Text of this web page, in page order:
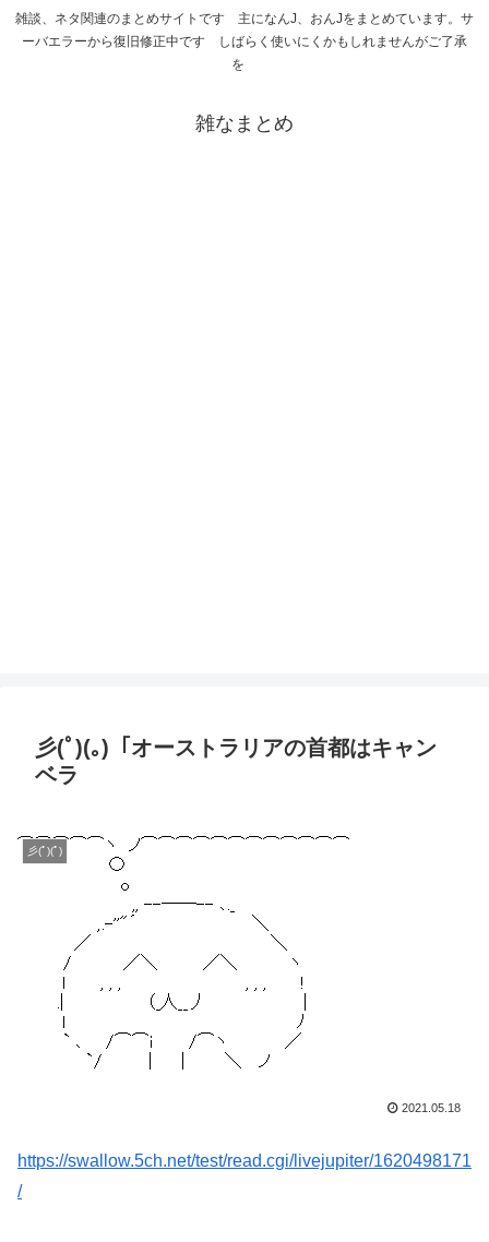
雑談、ネタ関連のまとめサイトです 主になんJ、おんJをまとめています。サ
ーバエラーから復旧修正中です しばらく使いにくかもしれませんがご了承
を
雑なまとめ
彡(ﾟ)(｡)「オーストラリアの首都はキャン
ベラ
彡(ﾟ)(ﾟ)
2021.05.18
https://swallow.5ch.net/test/read.cgi/livejupiter/1620498171
/